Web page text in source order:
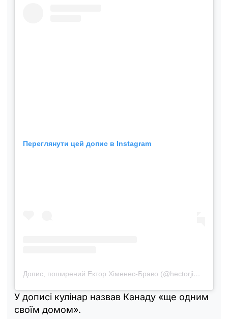
Переглянути цей допис в Instagram
Допис, поширений Ектор Хіменес-Браво (@hectorjimenezbravo)
У дописі кулінар назвав Канаду «ще одним
своїм домом».